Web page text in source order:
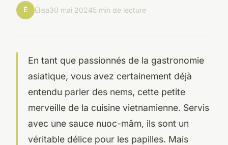
É Élisa30 mai 20245 min de lecture
En tant que passionnés de la gastronomie
asiatique, vous avez certainement déjà
entendu parler des nems, cette petite
merveille de la cuisine vietnamienne. Servis
avec une sauce nuoc-mâm, ils sont un
véritable délice pour les papilles. Mais